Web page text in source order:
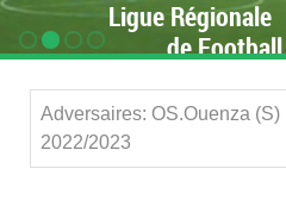
Ligue Régionale
de
Adversaires: OS.Ouenza
2022/2023